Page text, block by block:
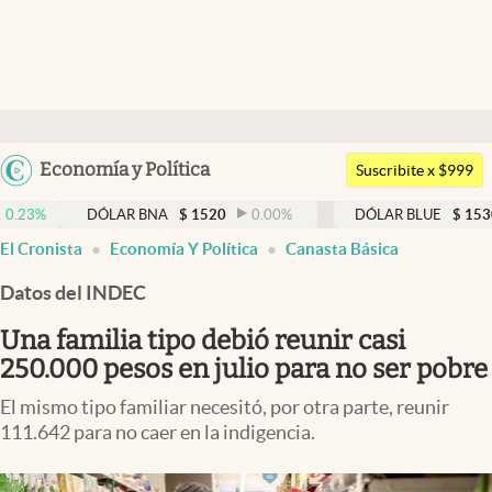
Argentina
Economía y Política
Members
Economía y Política
Finanzas y Mercados
Mercados Online
Negocios
Columnistas
Otras secciones
Suscribite x $999
DÓLAR BNA $ 1520 0.00% DÓLAR BLUE $ 1530 -0.65
El Cronista Economía Y Política Canasta Básica
Datos del INDEC
Una familia tipo debió reunir casi
250.000 pesos en julio para no ser pobre
El mismo tipo familiar necesitó, por otra parte, reunir
111.642 para no caer en la indigencia.